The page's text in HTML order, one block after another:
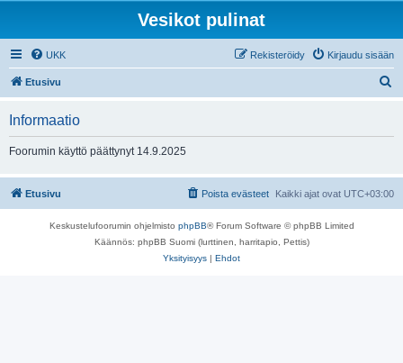
Vesikot pulinat
UKK Kirjaudu sisään
Rekisteröidy
Etusivu
Informaatio
Foorumin käyttö päättynyt 14.9.2025
Etusivu Kaikki ajat ovat UTC+03:00
Poista evästeet
Keskustelufoorumin ohjelmisto phpBB® Forum Software © phpBB Limited
Käännös: phpBB Suomi (lurttinen, harritapio, Pettis)
Yksityisyys | Ehdot